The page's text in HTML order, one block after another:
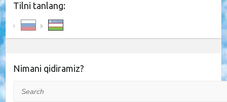
Tilni tanlang:
Nimani qidiramiz?